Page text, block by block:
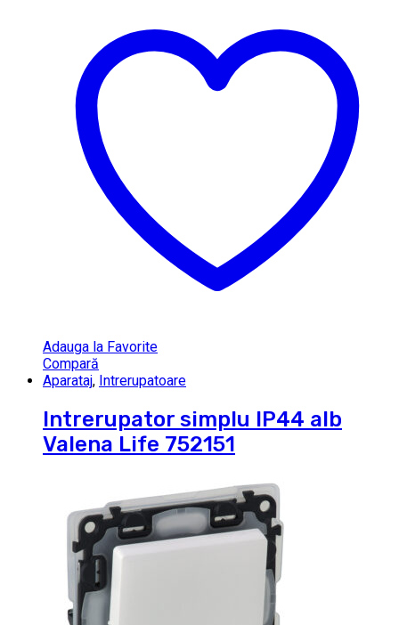
Adauga la Favorite
Compară
Aparataj, Intrerupatoare
Intrerupator simplu IP44 alb
Valena Life 752151